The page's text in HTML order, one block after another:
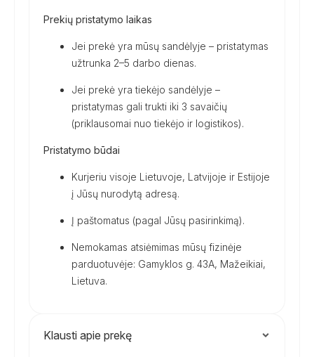
Prekių pristatymo laikas
Jei prekė yra mūsų sandėlyje – pristatymas
užtrunka 2–5 darbo dienas.
Jei prekė yra tiekėjo sandėlyje –
pristatymas gali trukti iki 3 savaičių
(priklausomai nuo tiekėjo ir logistikos).
Pristatymo būdai
Kurjeriu visoje Lietuvoje, Latvijoje ir Estijoje
į Jūsų nurodytą adresą.
Į paštomatus (pagal Jūsų pasirinkimą).
Nemokamas atsiėmimas mūsų fizinėje
parduotuvėje: Gamyklos g. 43A, Mažeikiai,
Lietuva.
Klausti apie prekę